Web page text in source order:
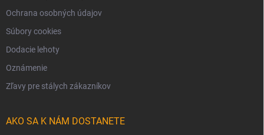
Ochrana osobných údajov
Súbory cookies
Dodacie lehoty
Oznámenie
Zľavy pre stálych zákazníkov
AKO SA K NÁM DOSTANETE